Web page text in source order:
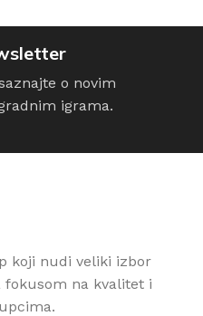
o novim
igrama.
koji nudi veliki izbor
fokusom na kvalitet i